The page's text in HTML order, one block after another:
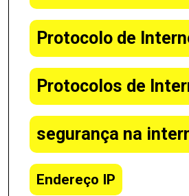
Protocolo de
Protocolos de
segurança na
Endereço IP